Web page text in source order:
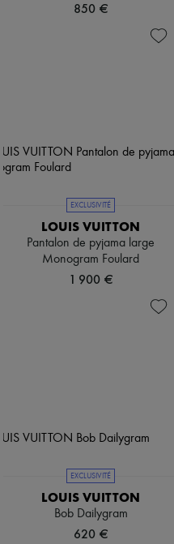
850 €
EXCLUSIVITÉ
LOUIS VUITTON
Pantalon de pyjama large
Monogram Foulard
1 900 €
EXCLUSIVITÉ
LOUIS VUITTON
Bob Dailygram
620 €